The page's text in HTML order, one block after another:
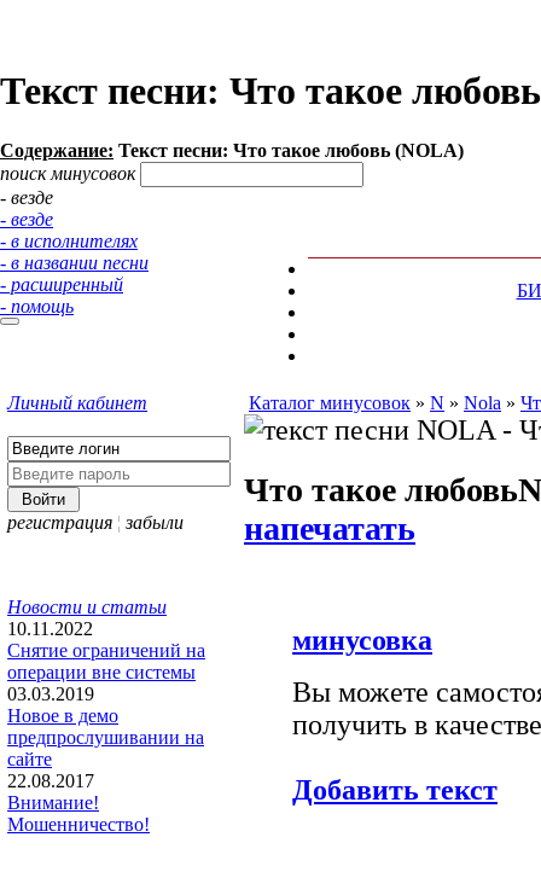
Текст песни: Что такое
Содержание: Текст песни: Что такое любовь (NOLA)
поиск минусовок
- везде
- везде
- в исполнителях
- в названии песни
- расширенный
- помощь
Личный кабинет
регистрация ¦ забыли
Новости и статьи
10.11.2022
Снятие ограничений на
операции вне системы
03.03.2019
Новое в демо
предпрослушивании на
сайте
22.08.2017
Внимание!
Мошенничество!
Каталог минусовок » N » Nola »
Что такое любовь
напечатать
минусовка
Вы можете
получить в
Добавить текст